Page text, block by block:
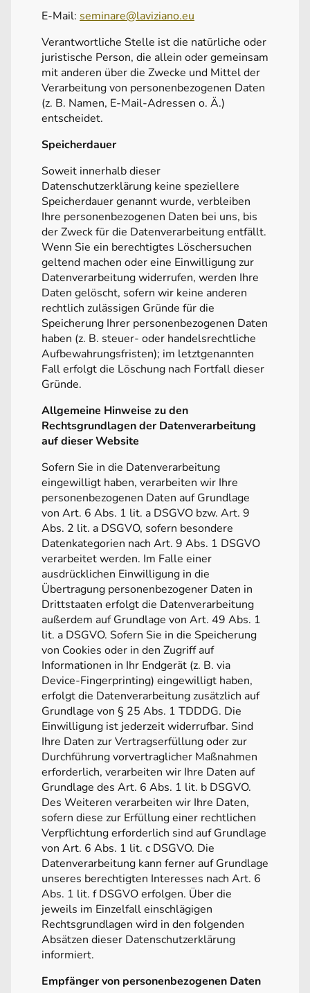
E-Mail: seminare@laviziano.eu
Verantwortliche Stelle ist die natürliche oder
juristische Person, die allein oder gemeinsam
mit anderen über die Zwecke und Mittel der
Verarbeitung von personenbezogenen Daten
(z. B. Namen, E-Mail-Adressen o. Ä.)
entscheidet.
Speicherdauer
Soweit innerhalb dieser
Datenschutzerklärung keine speziellere
Speicherdauer genannt wurde, verbleiben
Ihre personenbezogenen Daten bei uns, bis
der Zweck für die Datenverarbeitung entfällt.
Wenn Sie ein berechtigtes Löschersuchen
geltend machen oder eine Einwilligung zur
Datenverarbeitung widerrufen, werden Ihre
Daten gelöscht, sofern wir keine anderen
rechtlich zulässigen Gründe für die
Speicherung Ihrer personenbezogenen Daten
haben (z. B. steuer- oder handelsrechtliche
Aufbewahrungsfristen); im letztgenannten
Fall erfolgt die Löschung nach Fortfall dieser
Gründe.
Allgemeine Hinweise zu den
Rechtsgrundlagen der Datenverarbeitung
auf dieser Website
Sofern Sie in die Datenverarbeitung
eingewilligt haben, verarbeiten wir Ihre
personenbezogenen Daten auf Grundlage
von Art. 6 Abs. 1 lit. a DSGVO bzw. Art. 9
Abs. 2 lit. a DSGVO, sofern besondere
Datenkategorien nach Art. 9 Abs. 1 DSGVO
verarbeitet werden. Im Falle einer
ausdrücklichen Einwilligung in die
Übertragung personenbezogener Daten in
Drittstaaten erfolgt die Datenverarbeitung
außerdem auf Grundlage von Art. 49 Abs. 1
lit. a DSGVO. Sofern Sie in die Speicherung
von Cookies oder in den Zugriff auf
Informationen in Ihr Endgerät (z. B. via
Device-Fingerprinting) eingewilligt haben,
erfolgt die Datenverarbeitung zusätzlich auf
Grundlage von § 25 Abs. 1 TDDDG. Die
Einwilligung ist jederzeit widerrufbar. Sind
Ihre Daten zur Vertragserfüllung oder zur
Durchführung vorvertraglicher Maßnahmen
erforderlich, verarbeiten wir Ihre Daten auf
Grundlage des Art. 6 Abs. 1 lit. b DSGVO.
Des Weiteren verarbeiten wir Ihre Daten,
sofern diese zur Erfüllung einer rechtlichen
Verpflichtung erforderlich sind auf Grundlage
von Art. 6 Abs. 1 lit. c DSGVO. Die
Datenverarbeitung kann ferner auf Grundlage
unseres berechtigten Interesses nach Art. 6
Abs. 1 lit. f DSGVO erfolgen. Über die
jeweils im Einzelfall einschlägigen
Rechtsgrundlagen wird in den folgenden
Absätzen dieser Datenschutzerklärung
informiert.
Empfänger von personenbezogenen Daten